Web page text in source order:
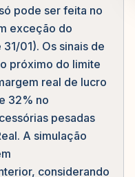
pode ser feita no
exceção do
01). Os sinais de
próximo do limite
real de lucro
32% no
pesadas
A simulação
considerando